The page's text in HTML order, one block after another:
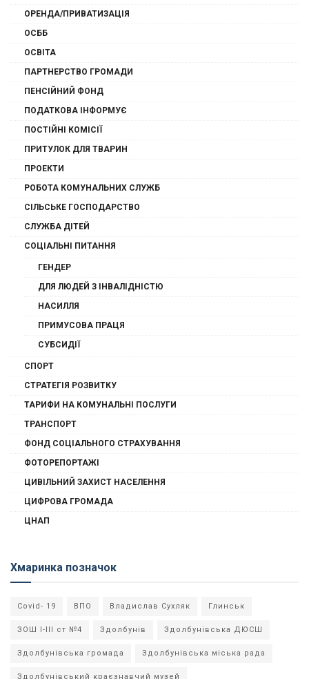
ОРЕНДА/ПРИВАТИЗАЦІЯ
ОСББ
ОСВІТА
ПАРТНЕРСТВО ГРОМАДИ
ПЕНСІЙНИЙ ФОНД
ПОДАТКОВА ІНФОРМУЄ
ПОСТІЙНІ КОМІСІЇ
ПРИТУЛОК ДЛЯ ТВАРИН
ПРОЕКТИ
РОБОТА КОМУНАЛЬНИХ СЛУЖБ
СІЛЬСЬКЕ ГОСПОДАРСТВО
СЛУЖБА ДІТЕЙ
СОЦІАЛЬНІ ПИТАННЯ
ГЕНДЕР
ДЛЯ ЛЮДЕЙ З ІНВАЛІДНІСТЮ
НАСИЛЛЯ
ПРИМУСОВА ПРАЦЯ
СУБСИДІЇ
СПОРТ
СТРАТЕГІЯ РОЗВИТКУ
ТАРИФИ НА КОМУНАЛЬНІ ПОСЛУГИ
ТРАНСПОРТ
ФОНД СОЦІАЛЬНОГО СТРАХУВАННЯ
ФОТОРЕПОРТАЖІ
ЦИВІЛЬНИЙ ЗАХИСТ НАСЕЛЕННЯ
ЦИФРОВА ГРОМАДА
ЦНАП
Хмаринка позначок
Covid- 19 ВПО Владислав Сухляк Глинськ
ЗОШ І-ІІІ ст №4 Здолбунів Здолбунівська ДЮСШ
Здолбунівська громада Здолбунівська міська рада
Здолбунівський краєзнавчий музей